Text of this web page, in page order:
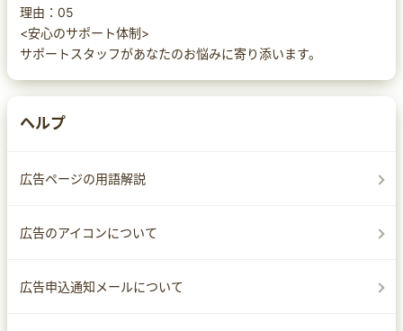
理由：05
<安心のサポート体制>
サポートスタッフがあなたのお悩みに寄り添います。
ヘルプ
広告ページの用語解説
広告のアイコンについて
広告申込通知メールについて